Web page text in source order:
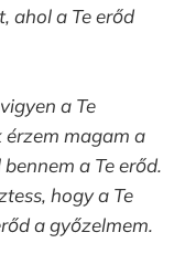
ahol a Te erőd
a Te
magam a
a Te erőd.
hogy a Te
a győzelmem.